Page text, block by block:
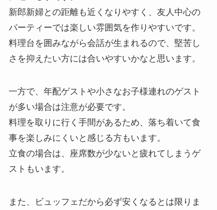
新郎新婦との距離も近くなりやすく、友人中心の
パーティーでは楽しい雰囲気を作りやすいです。
料理台を囲みながら会話が生まれるので、堅苦し
さを抑えたい方には合いやすいかなと思います。
一方で、年配ゲストや小さなお子様連れのゲスト
が多い場合は注意が必要です。
料理を取りに行く手間があるため、落ち着いて食
事を楽しみにくいと感じる方もいます。
立食の場合は、座席数が少ないと疲れてしまうゲ
ストもいます。
また、ビュッフェだから必ず安くなるとは限りま